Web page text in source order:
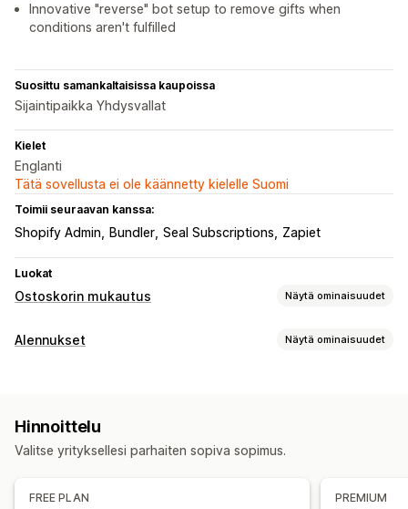
Innovative "reverse" bot setup to remove gifts when
conditions aren't fulfilled
Suosittu samankaltaisissa kaupoissa
Sijaintipaikka Yhdysvallat
Kielet
Englanti
Tätä sovellusta ei ole käännetty kielelle Suomi
Toimii seuraavan kanssa:
Shopify Admin Bundler Seal Subscriptions Zapiet
Luokat
Ostoskorin mukautus Näytä ominaisuudet
Ostoskorin näkymä
Tuotesuositukset
Kassan mukauttaminen
Alennukset Näytä ominaisuudet
Ristiinmyyntialennukset
Hinnoittelu
Valitse yrityksellesi parhaiten sopiva sopimus.
FREE PLAN PREMIUM